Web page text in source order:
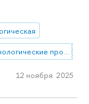
Стратегические технологические проекты
12 ноября 2025